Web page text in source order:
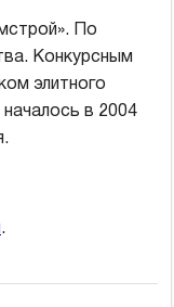
По
Конкурсным
элитного
в 2004
.